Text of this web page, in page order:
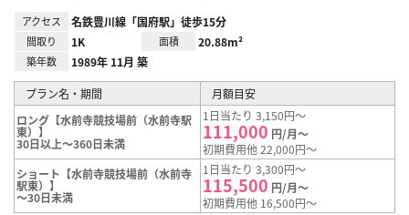
アクセス 名鉄豊川線「国府駅」徒歩15分
間取り 1K 面積 20.88m²
築年数 1989年 11月 築
プラン名・期間
月額目安
ロング【水前寺競技場前（水前寺駅
東）】
30日以上～360日未満
1日当たり 3,150円～
111,000 円/月～
初期費用他 22,000円～
ショート【水前寺競技場前（水前寺
駅東）】
～30日未満
1日当たり 3,300円～
115,500 円/月～
初期費用他 16,500円～